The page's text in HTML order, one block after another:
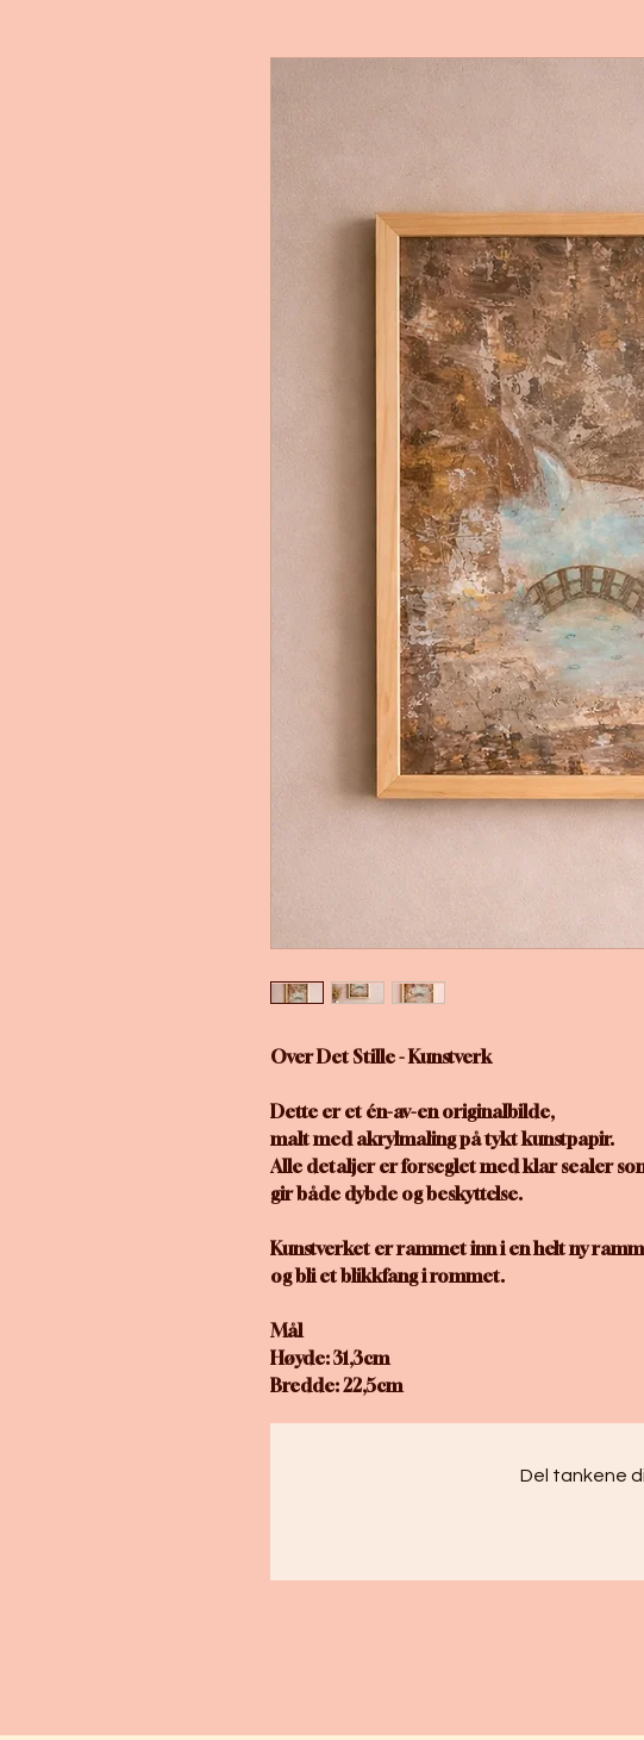
Over Det Stille - Kunstverk
Dette er et én-av-en originalbilde,
malt med akrylmaling på tykt kunstpapir.
Alle detaljer er forseglet med klar sealer
gir både dybde og beskyttelse.
Kunstverket er rammet inn i en helt ny
og bli et blikkfang i rommet.
Mål
Høyde: 31,3cm
Bredde: 22,5cm
Del tankene